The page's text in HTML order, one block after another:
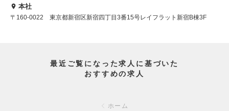
本社
〒160-0022 東京都新宿区新宿四丁目3番15号レイフラット新宿B棟3F
最近ご覧になった求人に基づいた
おすすめの求人
ホーム